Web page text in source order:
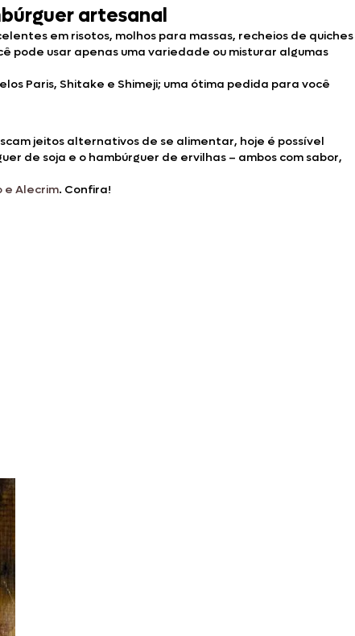
artesanal
em risotos, molhos para massas, recheios de quiches
pode usar apenas uma variedade ou misturar algumas
Paris, Shitake e Shimeji; uma ótima pedida para você
jeitos alternativos de se alimentar, hoje é possível
de soja e o hambúrguer de ervilhas – ambos com sabor,
e Alecrim. Confira!